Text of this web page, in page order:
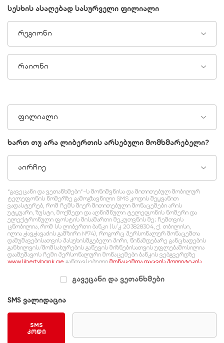
სესხის ასაღებად სასურველი ფილიალი
რეგიონი
რაიონი
ფილიალი
ხართ თუ არა ლიბერთის არსებული მომხმარებელი?
აირჩიე
“გავეცანი და ვეთანხმები”-ს მონიშვნისა და მითითებულ მობილურ
ტელეფონის ნომერზე გამოგზავნილი SMS კოდის შეყვანით
ვადასტურებ, რომ ჩემს მიერ მითითებული მონაცემები არის
უტყუარი, ზუსტი, მოქმედი და აღნიშნული ტელეფონის ნომერი და
ელექტრონული ფოსტის მისამართი მეკუთვნის მე; ჩემთვის
ცნობილია, რომ სს ლიბერთი ბანკი (ს/კ 203828304, ქ. თბილისი,
ილია ჭავჭავაძის გამზირი №74), როგორც პერსონალურ მონაცემთა
დამუშავებისათვის პასუხისმგებელი პირი, წინამდებარე განცხადების
განხილვის/მომსახურების გაწევის მიზნებისათვის უფლებამოსილია
დაამუშავოს ჩემი პერსონალური მონაცემები ბანკის ვებგვერდზე
www.libertybank.ge განთავსებული მონაცემთა დაცვის პოლიტიკის
გავეცანი და ვეთანხმები
SMS ვალიდაცია
SMS
კოდი